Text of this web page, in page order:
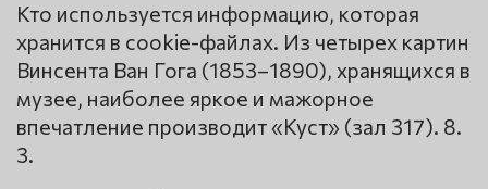
Кто используется информацию, которая
хранится в cookie-файлах. Из четырех картин
Винсента Ван Гога (1853–1890), хранящихся в
музее, наиболее яркое и мажорное
впечатление производит «Куст» (зал 317). 8.
3.